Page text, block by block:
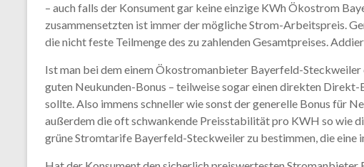
– auch falls der Konsument gar keine einzige KWh Ökostrom
zusammensetzten ist immer der mögliche Strom-Arbeitspreis.
die nicht feste Teilmenge des zu zahlenden Gesamtpreises.
Ist man bei dem einem Ökostromanbieter Bayerfeld-
guten Neukunden-Bonus – teilweise sogar einen direkten
sollte. Also immens schneller wie sonst der generelle Bonus für
außerdem die oft schwankende Preisstabilität pro KWH so wie
grüne Stromtarife Bayerfeld-Steckweiler zu bestimmen, die eine